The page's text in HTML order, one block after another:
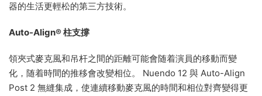
器的生活更輕松的第三方技術。
Auto-Align® 柱支撐
領夾式麥克風和吊杆之間的距離可能會随着演員的移動而變
化，随着時間的推移會改變相位。 Nuendo 12 與 Auto-Align
Post 2 無縫集成，使連續移動麥克風的時間和相位對齊變得更